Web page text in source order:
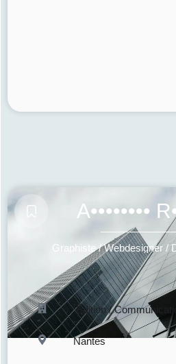
A••••••••
Graphiste / Webdesigner /
Édition /
Nantes